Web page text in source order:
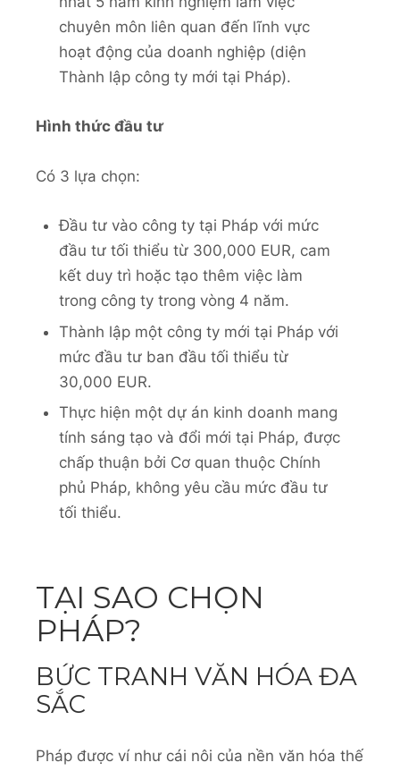
chuyên môn liên quan đến lĩnh vực
hoạt động của doanh nghiệp (diện
Thành lập công ty mới tại Pháp).
Hình thức đầu tư
Có 3 lựa chọn:
Đầu tư vào công ty tại Pháp với mức
đầu tư tối thiểu từ 300,000 EUR, cam
kết duy trì hoặc tạo thêm việc làm
trong công ty trong vòng 4 năm.
Thành lập một công ty mới tại Pháp với
mức đầu tư ban đầu tối thiểu từ
30,000 EUR.
Thực hiện một dự án kinh doanh mang
tính sáng tạo và đổi mới tại Pháp, được
chấp thuận bởi Cơ quan thuộc Chính
phủ Pháp, không yêu cầu mức đầu tư
tối thiểu.
TẠI SAO CHỌN
PHÁP?
BỨC TRANH VĂN HÓA ĐA
SẮC
Pháp được ví như cái nôi của nền văn hóa thế